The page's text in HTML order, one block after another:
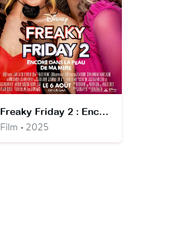
Freaky Friday 2 : Encore dans la peau de ma mère
Film • 2025